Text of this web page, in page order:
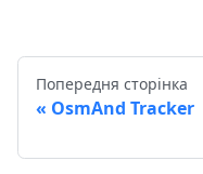
Попередня сторінка
OsmAnd Tracker